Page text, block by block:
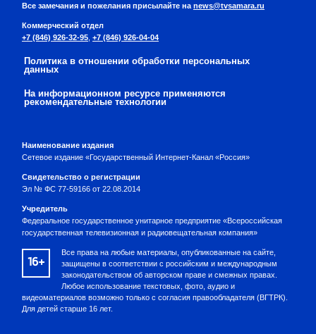
Все замечания и пожелания присылайте на news@tvsamara.ru
Коммерческий отдел
+7 (846) 926-32-95 +7 (846) 926-04-04
Политика в отношении обработки персональных
данных
На информационном ресурсе применяются
рекомендательные технологии
Наименование издания
Сетевое издание «Государственный Интернет-Канал «Россия»
Свидетельство о регистрации
Эл № ФС 77-59166 от 22.08.2014
Учредитель
Федеральное государственное унитарное предприятие «Всероссийская
государственная телевизионная и радиовещательная компания»
16+
Все права на любые материалы, опубликованные на сайте,
защищены в соответствии с российским и международным
законодательством об авторском праве и смежных правах.
Любое использование текстовых, фото, аудио и
видеоматериалов возможно только с согласия правообладателя (ВГТРК).
Для детей старше 16 лет.